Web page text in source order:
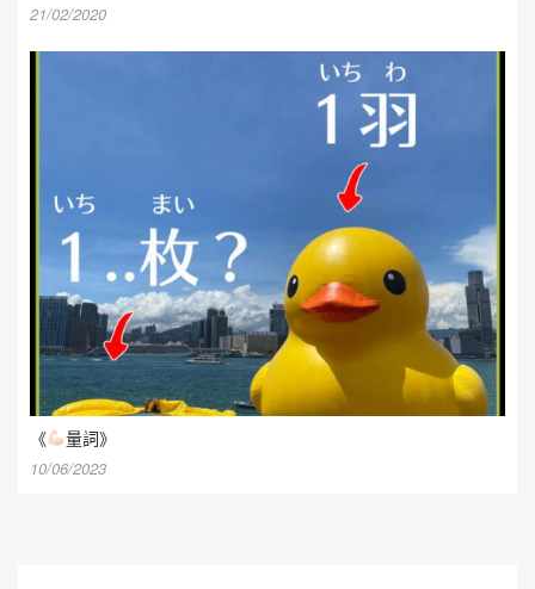
21/02/2020
《 量詞》
10/06/2023